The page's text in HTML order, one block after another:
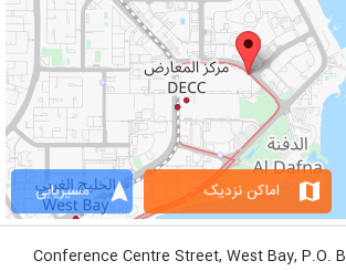
navigation مسیریابی map اماکن نزدیک
Conference Centre Street, West Bay, P.O.